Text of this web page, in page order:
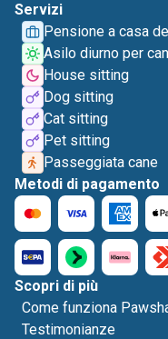
Servizi
Pensione a casa
Asilo diurno per
House sitting
Dog sitting
Cat sitting
Pet sitting
Passeggiata cane
Metodi di pagamento
Scopri di più
Come funziona
Testimonianze